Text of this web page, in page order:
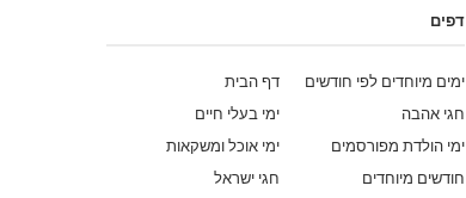
דפים
דף הבית
ימים מיוחדים לפי חודשים
ימי בעלי חיים
חגי אהבה
ימי אוכל ומשקאות
ימי הולדת מפורסמים
חגי ישראל
חודשים מיוחדים